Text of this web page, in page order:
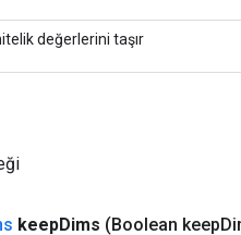
değerlerini taşır
keepDims (Boolean keep